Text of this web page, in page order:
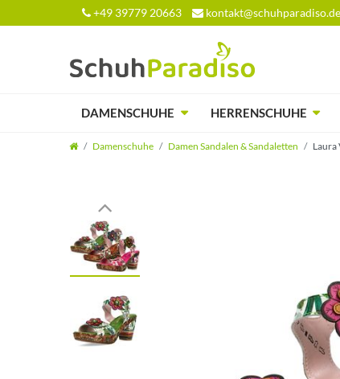
+49 39779 20663 kontakt@schuhparadiso.de
DAMENSCHUHE HERRENSCHUHE
Damenschuhe Damen Sandalen & Sandaletten Laura